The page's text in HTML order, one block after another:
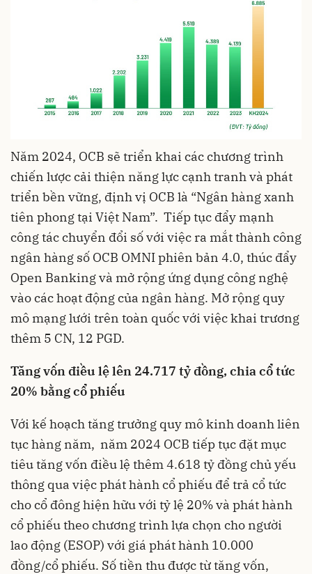
Năm 2024, OCB sẽ triển khai các chương trình
chiến lược cải thiện năng lực cạnh tranh và phát
triển bền vững, định vị OCB là “Ngân hàng xanh
tiên phong tại Việt Nam”. Tiếp tục đẩy mạnh
công tác chuyển đổi số với việc ra mắt thành công
ngân hàng số OCB OMNI phiên bản 4.0, thúc đẩy
Open Banking và mở rộng ứng dụng công nghệ
vào các hoạt động của ngân hàng. Mở rộng quy
mô mạng lưới trên toàn quốc với việc khai trương
thêm 5 CN, 12 PGD.
Tăng vốn điều lệ lên 24.717 tỷ đồng, chia cổ tức
20% bằng cổ phiếu
Với kế hoạch tăng trưởng quy mô kinh doanh liên
tục hàng năm, năm 2024 OCB tiếp tục đặt mục
tiêu tăng vốn điều lệ thêm 4.618 tỷ đồng chủ yếu
thông qua việc phát hành cổ phiếu để trả cổ tức
cho cổ đông hiện hữu với tỷ lệ 20% và phát hành
cổ phiếu theo chương trình lựa chọn cho người
lao động (ESOP) với giá phát hành 10.000
đồng/cổ phiếu. Số tiền thu được từ tăng vốn,